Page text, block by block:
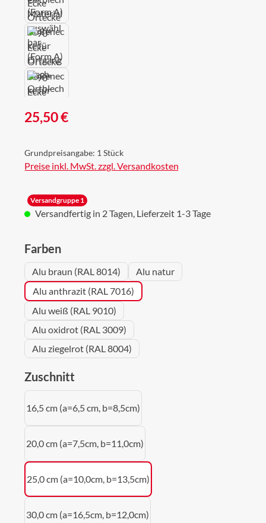
Regulärer Preis:
25,50 €
Grundpreisangabe: 1 Stück
Preise inkl. MwSt. zzgl. Versandkosten
Versandgruppe 1
Versandfertig in 2 Tagen, Lieferzeit 1-3 Tage
Farbenauswählen
Alu braun (RAL 8014)
Alu natur
Alu anthrazit (RAL 7016)
Alu weiß (RAL 9010)
Alu oxidrot (RAL 3009)
Alu ziegelrot (RAL 8004)
Zuschnitt
16,5 cm (a=6,5 cm, b=8,5cm)
20,0 cm (a=7,5cm, b=11,0cm)
25,0 cm (a=10,0cm, b=13,5cm)
30,0 cm (a=16,5cm, b=12,0cm)